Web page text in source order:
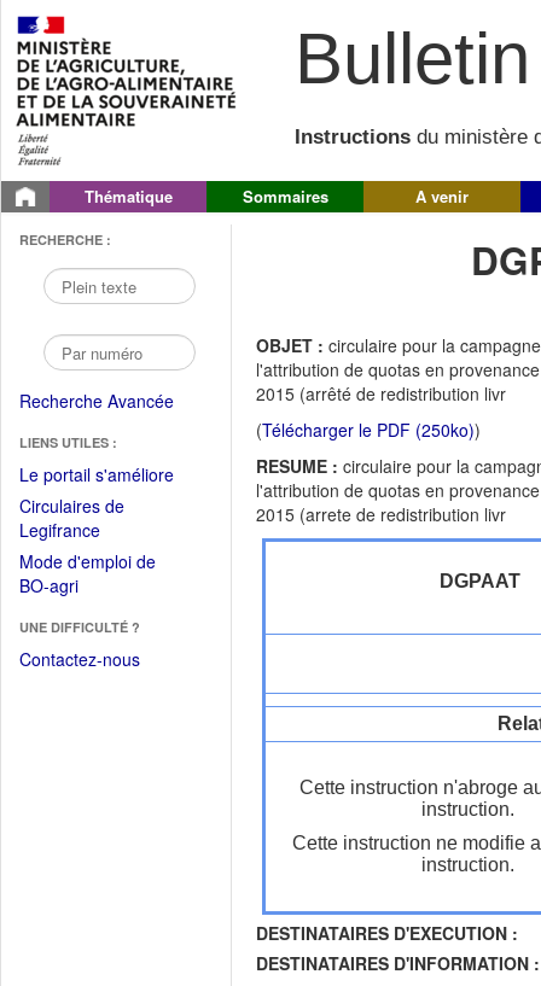
Instructions du ministère
Thématique Sommaires A venir
RECHERCHE :
Recherche Avancée
LIENS UTILES :
Le portail s'améliore(Fichier
Circulaires de
Legifrance(Ouvrir
dans
une
fenêtre)
Mode d'emploi de
BO-agri(Ouvrir
une
nouvelle
UNE DIFFICULTÉ ?
Contactez-nous
OBJET : circulaire pour la
l'attribution de quotas en
2015 (arrêté de redistribution livr
(Télécharger le PDF (250ko))
RESUME : circulaire pour la
l'attribution de quotas en
2015 (arrete de redistribution livr
DGPAAT
Cette instruction n'abroge
instruction.
Cette instruction ne modifie
instruction.
DESTINATAIRES D'EXECUTION :
DESTINATAIRES D'INFORMATION :